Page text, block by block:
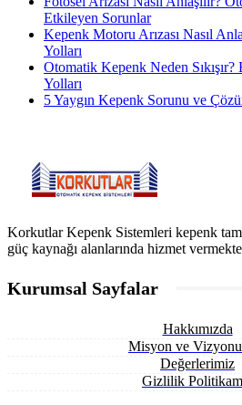
Etkileyen Sorunlar
Kepenk Motoru Arızası Nasıl
Yolları
Otomatik Kepenk Neden
Yolları
5 Yaygın Kepenk Sorunu ve
Korkutlar Kepenk Sistemleri kepenk
güç kaynağı alanlarında hizmet
Kurumsal Sayfalar
Hakkımızda
Misyon ve
Değerlerimiz
Gizlilik